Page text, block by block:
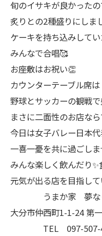
旬のイサキが良かった
炙りとの2種盛りにしま
ケーキを持ち込みして
みんなで合唱🥰
お座敷はお祝い👏
カウンターテーブル席は
野球とサッカーの観戦
まさに二面性のお店な
今日は女子バレー日本
一喜一憂を共に過ごし
みんな楽しく飲んだり
元気が出る店を目指し
うまか家 夢な
大分市仲西町1-1-24 第
TEL 097-507-